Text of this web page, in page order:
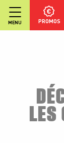
MENU PROMOS
LES